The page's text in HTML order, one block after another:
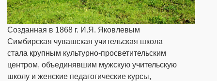
​Созданная в 1868 г. И.Я. Яковлевым
Симбирская чувашская учительская школа
стала крупным культурно-просветительским
центром, объединявшим мужскую учительскую
школу и женские педагогические курсы,